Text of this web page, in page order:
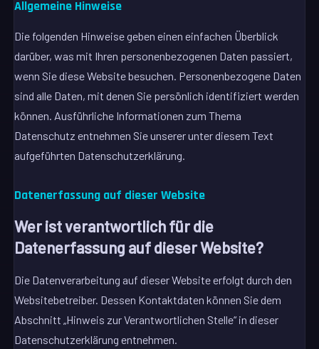
Allgemeine Hinweise
Die folgenden Hinweise geben einen einfachen Überblick
darüber, was mit Ihren personenbezogenen Daten passiert,
wenn Sie diese Website besuchen. Personenbezogene Daten
sind alle Daten, mit denen Sie persönlich identifiziert werden
können. Ausführliche Informationen zum Thema
Datenschutz entnehmen Sie unserer unter diesem Text
aufgeführten Datenschutzerklärung.
Datenerfassung auf dieser Website
Wer ist verantwortlich für die
Datenerfassung auf dieser Website?
Die Datenverarbeitung auf dieser Website erfolgt durch den
Websitebetreiber. Dessen Kontaktdaten können Sie dem
Abschnitt „Hinweis zur Verantwortlichen Stelle“ in dieser
Datenschutzerklärung entnehmen.